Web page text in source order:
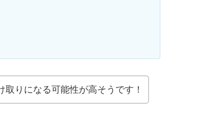
りになる可能性が高そうです！